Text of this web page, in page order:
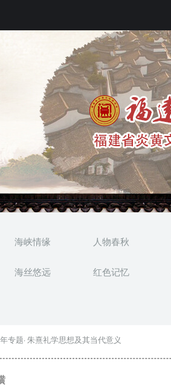
海峡情缘 人物春秋
海丝悠远 红色记忆
专题· 朱熹礼学思想及其当代意义